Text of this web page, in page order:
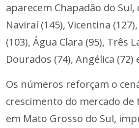
aparecem Chapadão do Sul,
Naviraí (145), Vicentina
(103), Água Clara (95), Três
Dourados (74), Angélica (72)
Os números reforçam o
crescimento do mercado
em Mato Grosso do Sul,